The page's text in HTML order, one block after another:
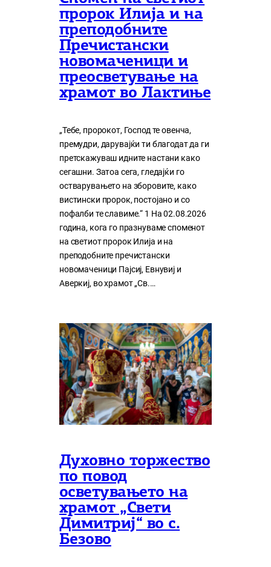
пророк Илија и на
преподобните
Пречистански
новомаченици и
преосветување на
храмот во Лактиње
„Тебе, пророкот, Господ те овенча,
премудри, дарувајќи ти благодат да ги
претскажуваш идните настани како
сегашни. Затоа сега, гледајќи го
остварувањето на зборовите, како
вистински пророк, постојано и со
пофалби те славиме.“ 1 На 02.08.2026
година, кога го празнуваме споменот
на светиот пророк Илија и на
преподобните пречистански
новомаченици Пајсиј, Евнувиј и
Аверкиј, во храмот „Св.…
Духовно торжество
по повод
осветувањето на
храмот „Свети
Димитриј“ во с.
Безово